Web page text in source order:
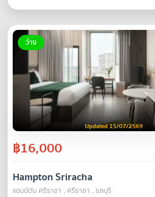
ว่าง
Updated 15/07/2569
฿16,000
Hampton Sriracha
แฮมป์ตัน ศรีราชา , ศรีราชา , ชลบุรี